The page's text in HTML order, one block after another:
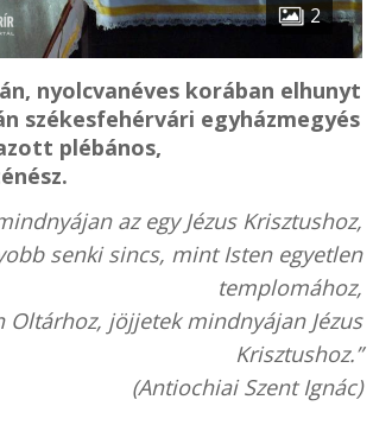
2
nyolcvanéves korában elhunyt
székesfehérvári egyházmegyés
plébános,
az egy Jézus Krisztushoz,
senki sincs, mint Isten egyetlen
templomához,
Oltárhoz, jöjjetek mindnyájan Jézus
Krisztushoz.”
(Antiochiai Szent Ignác)